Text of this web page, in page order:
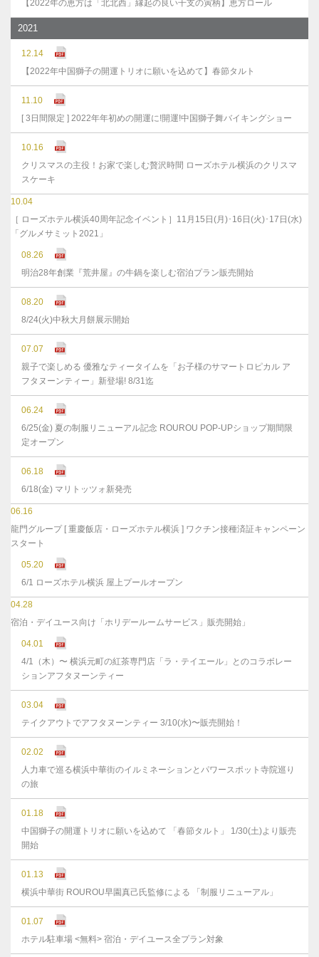
【2022年の恵方は「北北西」縁起の良い干支の寅柄】恵方ロール
2021
12.14
【2022年中国獅子の開運トリオに願いを込めて】春節タルト
11.10
[ 3日間限定 ] 2022年年初めの開運に!開運!中国獅子舞バイキングショー
10.16
クリスマスの主役！お家で楽しむ贅沢時間 ローズホテル横浜のクリスマ
スケーキ
10.04
［ ローズホテル横浜40周年記念イベント］11月15日(月)･16日(火)･17日(水)
「グルメサミット2021」
08.26
明治28年創業『荒井屋』の牛鍋を楽しむ宿泊プラン販売開始
08.20
8/24(火)中秋大月餅展示開始
07.07
親子で楽しめる 優雅なティータイムを「お子様のサマートロピカル ア
フタヌーンティー」新登場! 8/31迄
06.24
6/25(金) 夏の制服リニューアル記念 ROUROU POP-UPショップ期間限
定オープン
06.18
6/18(金) マリトッツォ新発売
06.16
龍門グループ [ 重慶飯店・ローズホテル横浜 ] ワクチン接種済証キャンペーン
スタート
05.20
6/1 ローズホテル横浜 屋上プールオープン
04.28
宿泊・デイユース向け「ホリデールームサービス」販売開始」
04.01
4/1（木）〜 横浜元町の紅茶専門店「ラ・テイエール」とのコラボレー
ションアフタヌーンティー
03.04
テイクアウトでアフタヌーンティー 3/10(水)〜販売開始！
02.02
人力車で巡る横浜中華街のイルミネーションとパワースポット寺院巡り
の旅
01.18
中国獅子の開運トリオに願いを込めて 「春節タルト」 1/30(土)より販売
開始
01.13
横浜中華街 ROUROU早園真己氏監修による 「制服リニューアル」
01.07
ホテル駐車場 <無料> 宿泊・デイユース全プラン対象